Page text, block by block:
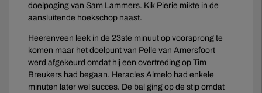
doelpoging van Sam Lammers. Kik Pierie mikte in de
aansluitende hoekschop naast.
Heerenveen leek in de 23ste minuut op voorsprong te
komen maar het doelpunt van Pelle van Amersfoort
werd afgekeurd omdat hij een overtreding op Tim
Breukers had begaan. Heracles Almelo had enkele
minuten later wel succes. De bal ging op de stip omdat